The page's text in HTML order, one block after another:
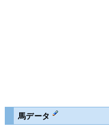
馬データ